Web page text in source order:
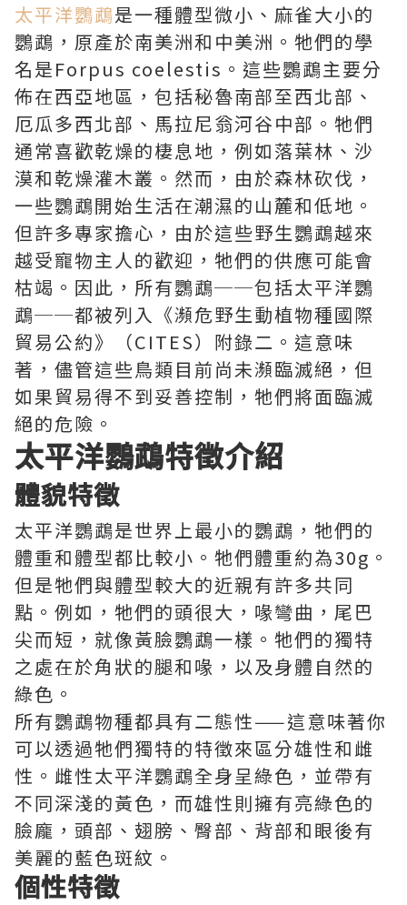
太平洋鸚鵡是一種體型微小、麻雀大小的
鸚鵡，原產於南美洲和中美洲。牠們的學
名是Forpus coelestis。這些鸚鵡主要分
佈在西亞地區，包括秘魯南部至西北部、
厄瓜多西北部、馬拉尼翁河谷中部。牠們
通常喜歡乾燥的棲息地，例如落葉林、沙
漠和乾燥灌木叢。然而，由於森林砍伐，
一些鸚鵡開始生活在潮濕的山麓和低地。
但許多專家擔心，由於這些野生鸚鵡越來
越受寵物主人的歡迎，牠們的供應可能會
枯竭。因此，所有鸚鵡──包括太平洋鸚
鵡──都被列入《瀕危野生動植物種國際
貿易公約》（CITES）附錄二。這意味
著，儘管這些鳥類目前尚未瀕臨滅絕，但
如果貿易得不到妥善控制，牠們將面臨滅
絕的危險。
太平洋鸚鵡特徵介紹
體貌特徵
太平洋鸚鵡是世界上最小的鸚鵡，牠們的
體重和體型都比較小。牠們體重約為30g。
但是牠們與體型較大的近親有許多共同
點。例如，牠們的頭很大，喙彎曲，尾巴
尖而短，就像黃臉鸚鵡一樣。牠們的獨特
之處在於角狀的腿和喙，以及身體自然的
綠色。
所有鸚鵡物種都具有二態性——這意味著你
可以透過牠們獨特的特徵來區分雄性和雌
性。雌性太平洋鸚鵡全身呈綠色，並帶有
不同深淺的黃色，而雄性則擁有亮綠色的
臉龐，頭部、翅膀、臀部、背部和眼後有
美麗的藍色斑紋。
個性特徵